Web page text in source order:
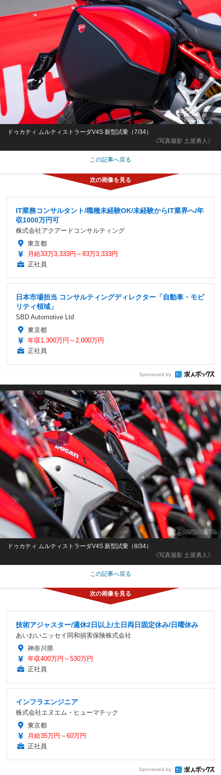
《写真撮影 土屋勇人》
ドゥカティ ムルティストラーダV4S 新型試乗（7/34）
この記事へ戻る
IT業務コンサルタント/職種未経験OK/未経験からIT業界へ/年
収1000万円可
株式会社アクアードコンサルティング
東京都
月給33万3,333円～83万3,333円
正社員
日本市場担当 コンサルティングディレクター「自動車・モビ
リティ領域」
SBD Automotive Ltd
東京都
年収1,300万円～2,000万円
正社員
Sponsored by
《写真撮影 土屋勇人》
ドゥカティ ムルティストラーダV4S 新型試乗（8/34）
この記事へ戻る
技術アジャスター/週休2日以上/土日両日固定休み/日曜休み
あいおいニッセイ同和損害保険株式会社
神奈川県
年収400万円～530万円
正社員
インフラエンジニア
株式会社エヌエム・ヒューマテック
東京都
月給35万円～60万円
正社員
Sponsored by